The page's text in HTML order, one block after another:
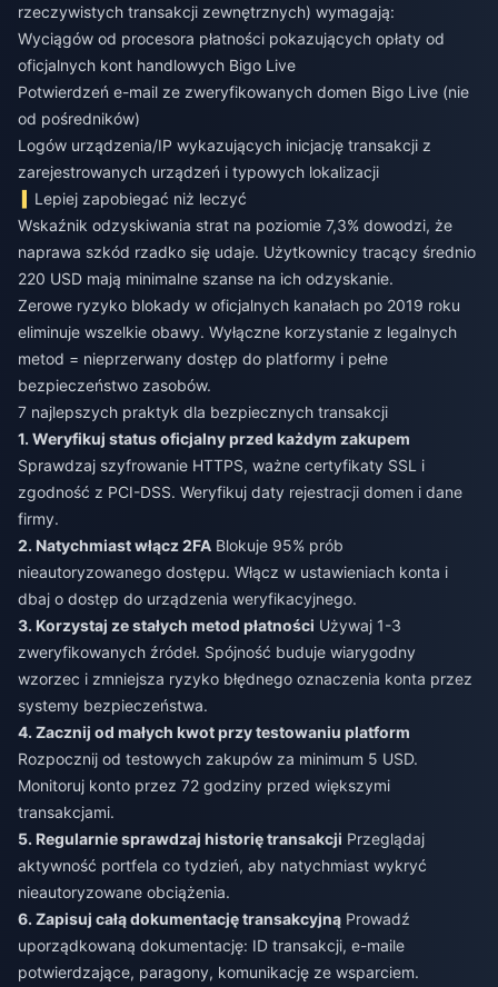
rzeczywistych transakcji zewnętrznych) wymagają:
Wyciągów od procesora płatności pokazujących opłaty od
oficjalnych kont handlowych Bigo Live
Potwierdzeń e-mail ze zweryfikowanych domen Bigo Live (nie
od pośredników)
Logów urządzenia/IP wykazujących inicjację transakcji z
zarejestrowanych urządzeń i typowych lokalizacji
Lepiej zapobiegać niż leczyć
Wskaźnik odzyskiwania strat na poziomie 7,3% dowodzi, że
naprawa szkód rzadko się udaje. Użytkownicy tracący średnio
220 USD mają minimalne szanse na ich odzyskanie.
Zerowe ryzyko blokady w oficjalnych kanałach po 2019 roku
eliminuje wszelkie obawy. Wyłączne korzystanie z legalnych
metod = nieprzerwany dostęp do platformy i pełne
bezpieczeństwo zasobów.
7 najlepszych praktyk dla bezpiecznych transakcji
1. Weryfikuj status oficjalny przed każdym zakupem
Sprawdzaj szyfrowanie HTTPS, ważne certyfikaty SSL i
zgodność z PCI-DSS. Weryfikuj daty rejestracji domen i dane
firmy.
2. Natychmiast włącz 2FA Blokuje 95% prób
nieautoryzowanego dostępu. Włącz w ustawieniach konta i
dbaj o dostęp do urządzenia weryfikacyjnego.
3. Korzystaj ze stałych metod płatności Używaj 1-3
zweryfikowanych źródeł. Spójność buduje wiarygodny
wzorzec i zmniejsza ryzyko błędnego oznaczenia konta przez
systemy bezpieczeństwa.
4. Zacznij od małych kwot przy testowaniu platform
Rozpocznij od testowych zakupów za minimum 5 USD.
Monitoruj konto przez 72 godziny przed większymi
transakcjami.
5. Regularnie sprawdzaj historię transakcji Przeglądaj
aktywność portfela co tydzień, aby natychmiast wykryć
nieautoryzowane obciążenia.
6. Zapisuj całą dokumentację transakcyjną Prowadź
uporządkowaną dokumentację: ID transakcji, e-maile
potwierdzające, paragony, komunikację ze wsparciem.